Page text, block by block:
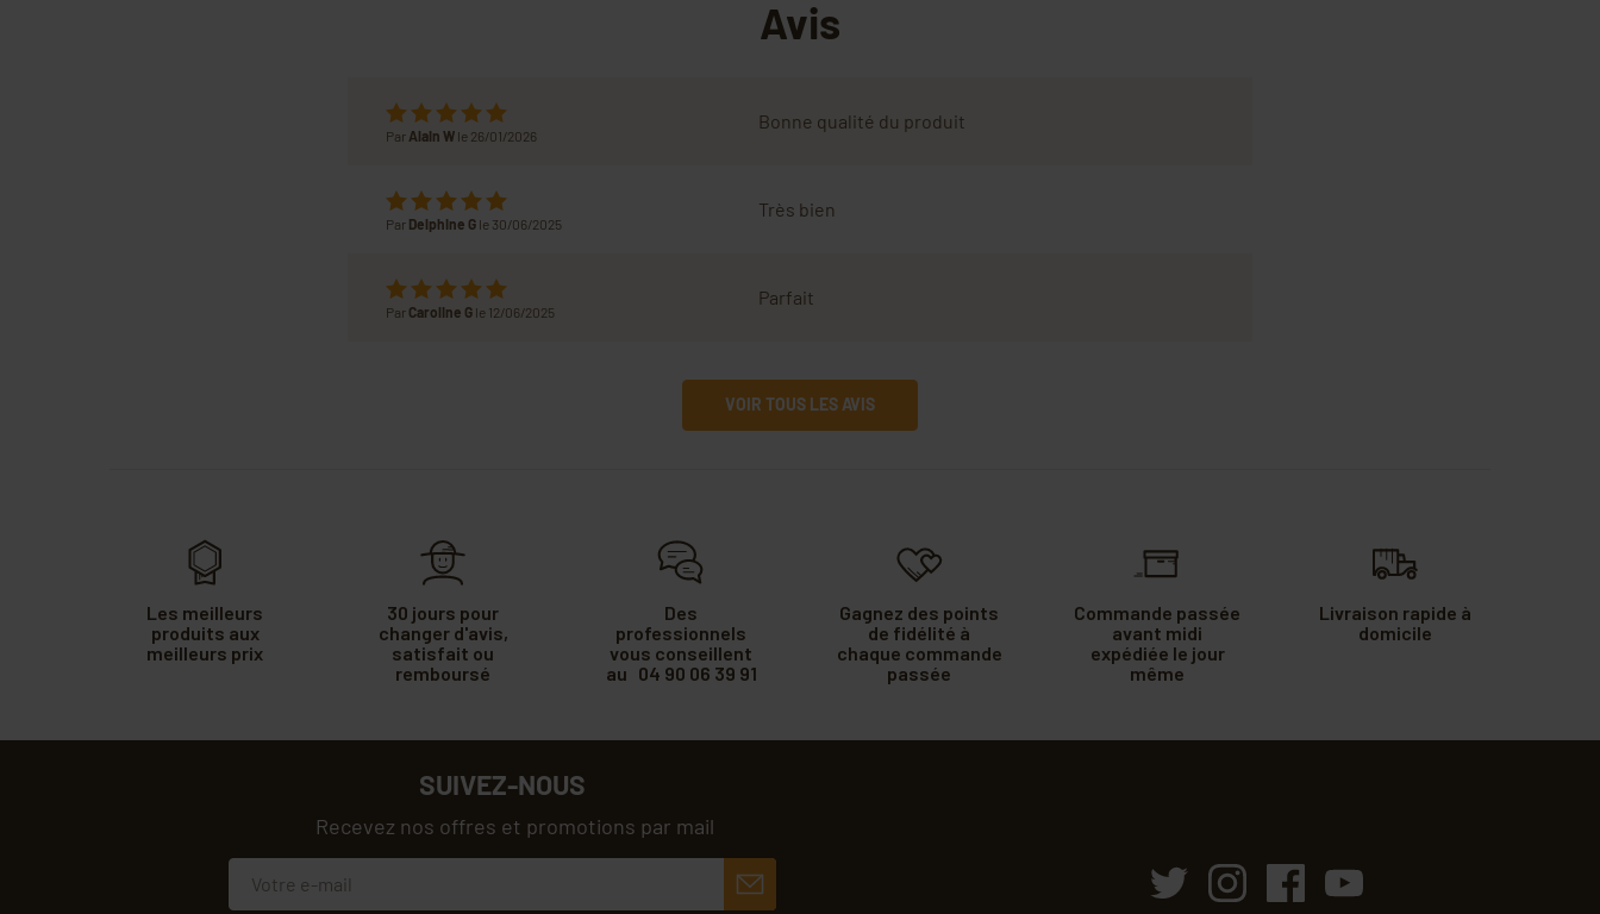
Avis
Par Alain W le 26/01/2026
Bonne qualité du produit
Par Delphine G le 30/06/2025
Très bien
Par Caroline G le 12/06/2025
Parfait
VOIR TOUS LES AVIS
Les meilleurs
produits aux
meilleurs prix
30 jours pour
changer d'avis,
satisfait ou
remboursé
Des
professionnels
vous conseillent
au 04 90 06 39 91
Gagnez des points
de fidélité à
chaque commande
passée
Commande passée
avant midi
expédiée le jour
même
Livraison rapide à
domicile
SUIVEZ-NOUS
Recevez nos offres et promotions par mail